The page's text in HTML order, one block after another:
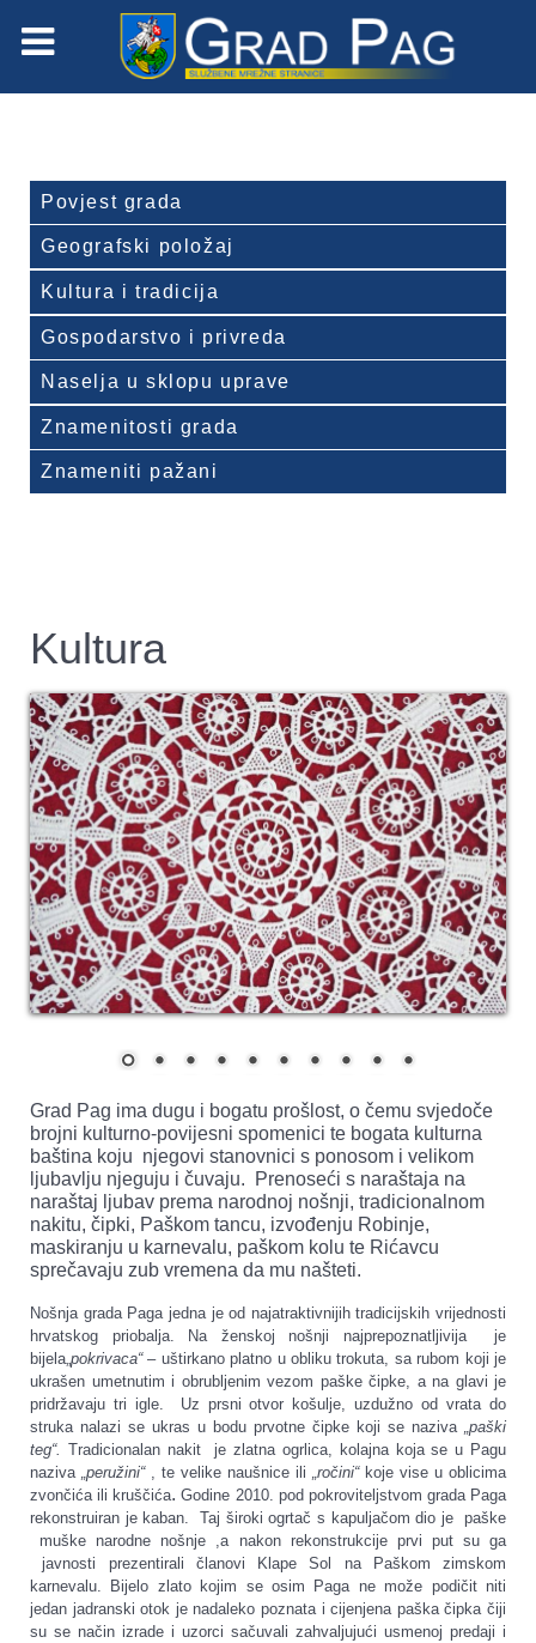
Povjest grada
Geografski položaj
Kultura i tradicija
Gospodarstvo i privreda
Naselja u sklopu uprave
Znamenitosti grada
Znameniti pažani
Kultura
Grad Pag ima dugu i bogatu prošlost, o čemu svjedoče
brojni kulturno-povijesni spomenici te bogata kulturna
baština koju njegovi stanovnici s ponosom i velikom
ljubavlju njeguju i čuvaju. Prenoseći s naraštaja na
naraštaj ljubav prema narodnoj nošnji, tradicionalnom
nakitu, čipki, Paškom tancu, izvođenju Robinje,
maskiranju u karnevalu, paškom kolu te Rićavcu
sprečavaju zub vremena da mu našteti.
Nošnja grada Paga jedna je od najatraktivnijih tradicijskih vrijednosti
hrvatskog priobalja. Na ženskoj nošnji najprepoznatljivija je
bijela„ pokrivaca“– uštirkano platno u obliku trokuta, sa rubom koji je
ukrašen umetnutim i obrubljenim vezom paške čipke, a na glavi je
pridržavaju tri igle. Uz prsni otvor košulje, uzdužno od vrata do
struka nalazi se ukras u bodu prvotne čipke koji se naziva
„paški
teg“. Tradicionalan nakit je zlatna ogrlica, kolajna koja se u Pagu
naziva „peružini“ , te velike naušnice ili „ročini“ koje vise u oblicima
zvončića ili kruščića.Godine 2010. pod pokroviteljstvom grada Paga
rekonstruiran je kaban. Taj široki ogrtač s kapuljačom dio je paške
muške narodne nošnje ,a nakon rekonstrukcije prvi put su ga
javnosti prezentirali članovi Klape Sol na Paškom zimskom
karnevalu.
Bijelo zlato kojim se osim Paga ne može podičit niti
jedan jadranski otok je nadaleko poznata i cijenjena paška čipka čiji
su se način izrade i uzorci sačuvali zahvaljujući usmenoj predaji i